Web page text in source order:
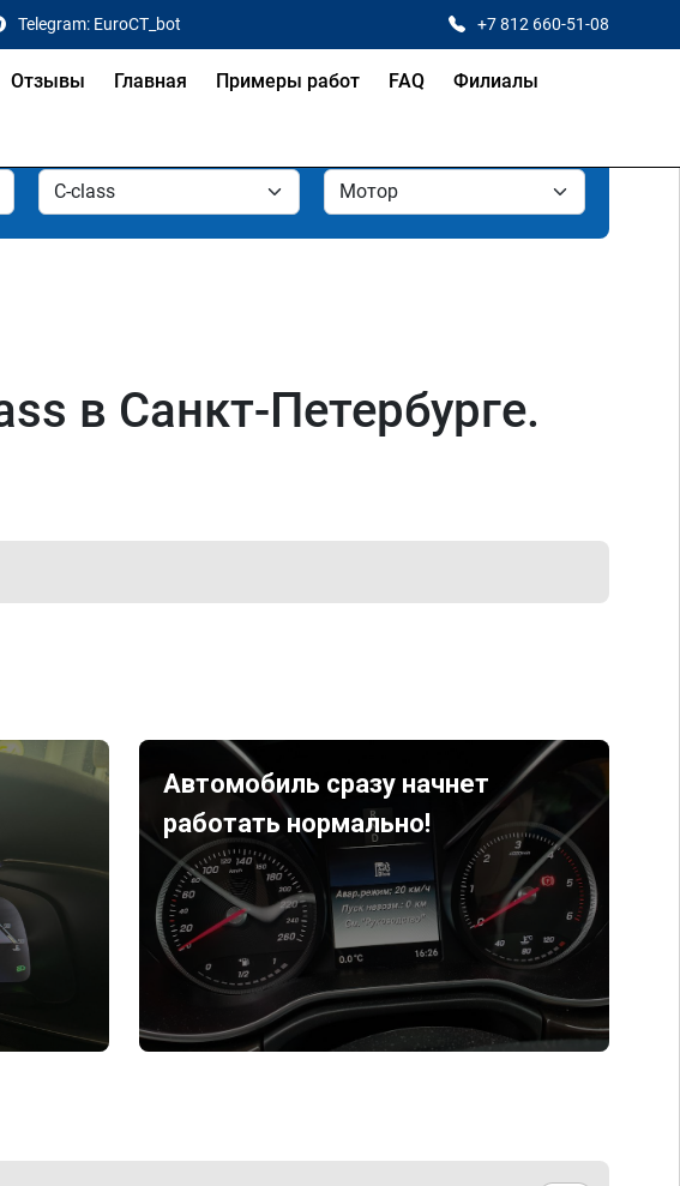
Telegram: EuroCT_bot +7 812 660-51-08
Отзывы Главная Примеры работ FAQ Филиалы
в Санкт-Петербурге.
Автомобиль сразу начнет
работать нормально!